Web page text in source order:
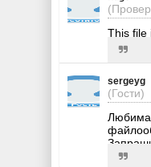
This file
sergeyg
(Гости)